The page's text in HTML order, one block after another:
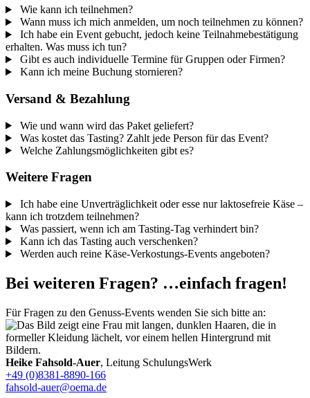
Wie kann ich teilnehmen?
Wann muss ich mich anmelden, um noch teilnehmen zu können?
Ich habe ein Event gebucht, jedoch keine Teilnahmebestätigung
erhalten. Was muss ich tun?
Gibt es auch individuelle Termine für Gruppen oder Firmen?
Kann ich meine Buchung stornieren?
Versand & Bezahlung
Wie und wann wird das Paket geliefert?
Was kostet das Tasting? Zahlt jede Person für das Event?
Welche Zahlungsmöglichkeiten gibt es?
Weitere Fragen
Ich habe eine Unverträglichkeit oder esse nur laktosefreie Käse –
kann ich trotzdem teilnehmen?
Was passiert, wenn ich am Tasting-Tag verhindert bin?
Kann ich das Tasting auch verschenken?
Werden auch reine Käse-Verkostungs-Events angeboten?
Bei weiteren Fragen? …einfach fragen!
Für Fragen zu den Genuss-Events wenden Sie sich bitte an:
Heike Fahsold-Auer, Leitung SchulungsWerk
+49 (0)8381-8890-166
fahsold-auer@oema.de